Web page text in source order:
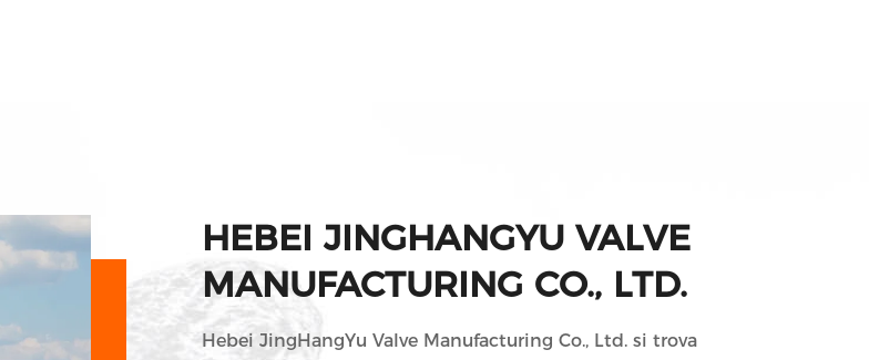
HEBEI JINGHANGYU VALVE
MANUFACTURING CO., LTD.
Hebei JingHangYu Valve Manufacturing Co., Ltd. si trova